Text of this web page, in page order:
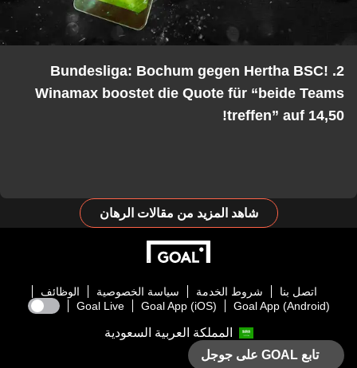
2. Bundesliga: Bochum gegen Hertha BSC!
Winamax boostet die Quote für “beide
treffen” auf
شاهد المزيد من مقالات الرهان
اتصل بنا شروط الخدمة سياسة الخصوصية
الوظائف
Goal App (Android)
Goal App (iOS)
Goal Live
المملكة العربية السعودية